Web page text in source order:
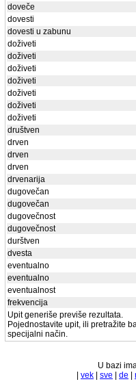
doveče
dovesti
dovesti u zabunu
doživeti
doživeti
doživeti
doživeti
doživeti
doživeti
doživeti
društven
drven
drven
drven
drvenarija
dugovečan
dugovečan
dugovečnost
dugovečnost
durštven
dvesta
eventualno
eventualno
eventualnost
frekvencija
Upit generiše previše rezultata.
Pojednostavite upit, ili pretražite
specijalni način.
U bazi
vek sve de